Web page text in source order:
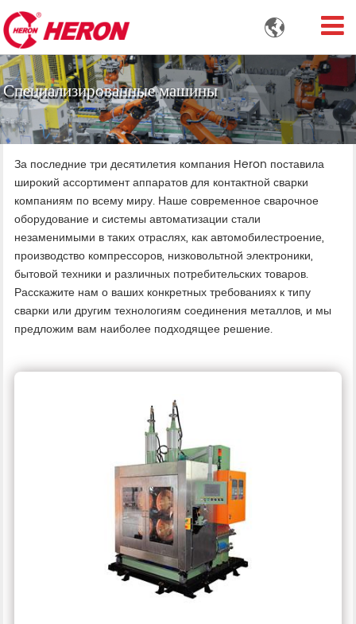

Специализированные машины
За последние три десятилетия компания Heron поставила
широкий ассортимент аппаратов для контактной сварки
компаниям по всему миру. Наше современное сварочное
оборудование и системы автоматизации стали
незаменимыми в таких отраслях, как автомобилестроение,
производство компрессоров, низковольтной электроники,
бытовой техники и различных потребительских товаров.
Расскажите нам о ваших конкретных требованиях к типу
сварки или другим технологиям соединения металлов, и мы
предложим вам наиболее подходящее решение.